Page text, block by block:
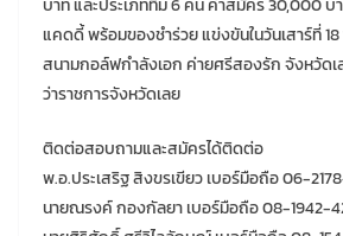
แคดดี้ พร้อมของชำร่วย แข่งขันในวันเสาร์ที่
สนามกอล์ฟกำลังเอก ค่ายศรีสองรัก จังหวัด
ว่าราชการจังหวัดเลย
ติดต่อสอบถามและสมัครได้ติดต่อ
พ.อ.ประเสริฐ สิงขรเขียว เบอร์มือถือ 06-
นายณรงค์ กองกัลยา เบอร์มือถือ 08-1942-